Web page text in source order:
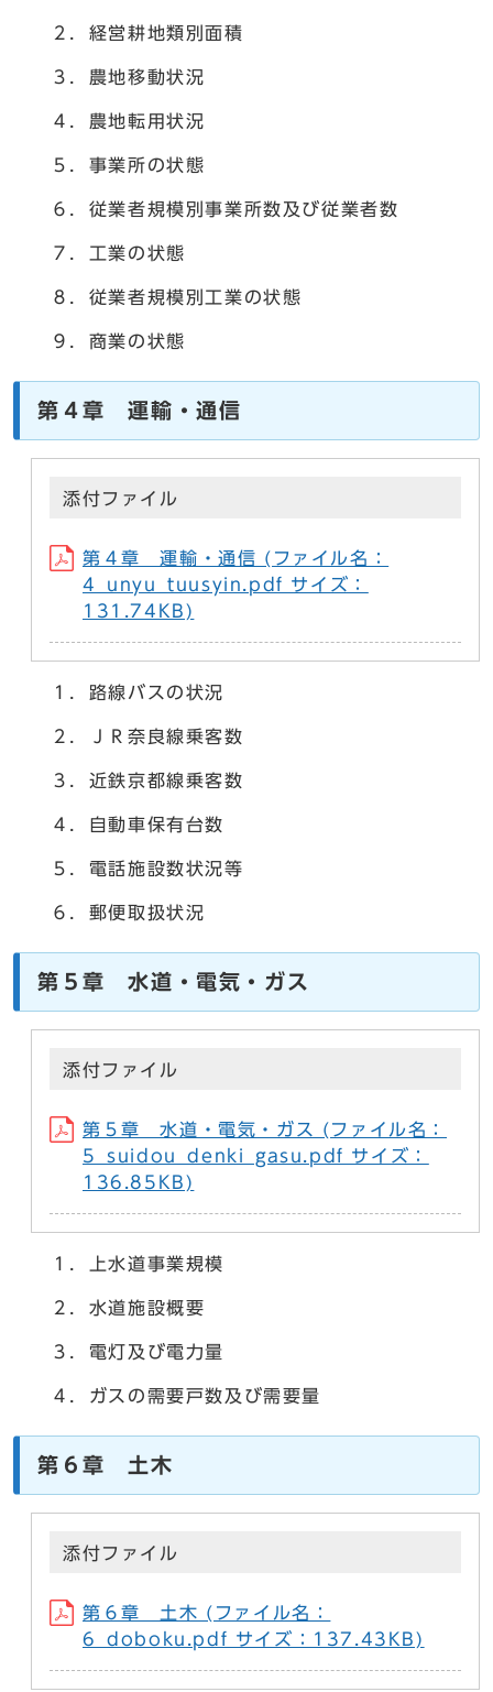
２．経営耕地類別面積
３．農地移動状況
４．農地転用状況
５．事業所の状態
６．従業者規模別事業所数及び従業者数
７．工業の状態
８．従業者規模別工業の状態
９．商業の状態
第４章 運輸・通信
添付ファイル
第４章 運輸・通信 (ファイル名：
4_unyu_tuusyin.pdf サイズ：
131.74KB)
１．路線バスの状況
２．ＪＲ奈良線乗客数
３．近鉄京都線乗客数
４．自動車保有台数
５．電話施設数状況等
６．郵便取扱状況
第５章 水道・電気・ガス
添付ファイル
第５章 水道・電気・ガス (ファイル名：
5_suidou_denki_gasu.pdf サイズ：
136.85KB)
１．上水道事業規模
２．水道施設概要
３．電灯及び電力量
４．ガスの需要戸数及び需要量
第６章 土木
添付ファイル
第６章 土木 (ファイル名：
6_doboku.pdf サイズ：137.43KB)